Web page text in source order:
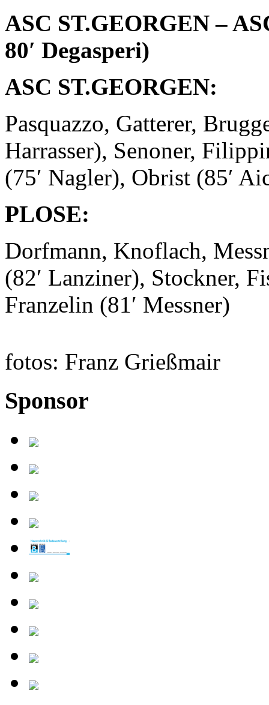
ASC ST.GEORGEN –
80′ Degasperi)
ASC ST.GEORGEN:
Pasquazzo, Gatterer,
Harrasser), Senoner,
(75′ Nagler), Obrist (85′
PLOSE:
Dorfmann, Knoflach,
(82′ Lanziner), Stockner,
Franzelin (81′ Messner)
fotos: Franz Grießmair
Sponsor